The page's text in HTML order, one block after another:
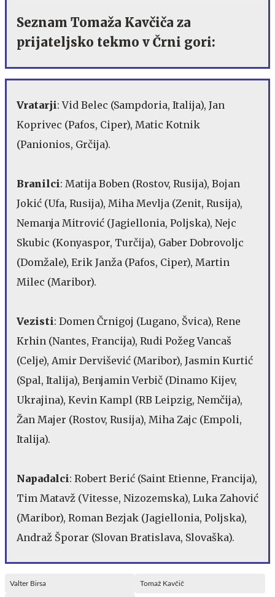
Seznam Tomaža Kavčiča za
prijateljsko tekmo v Črni gori:
Vratarji: Vid Belec (Sampdoria, Italija), Jan
Koprivec (Pafos, Ciper), Matic Kotnik
(Panionios, Grčija).
Branilci: Matija Boben (Rostov, Rusija), Bojan
Jokić (Ufa, Rusija), Miha Mevlja (Zenit, Rusija),
Nemanja Mitrović (Jagiellonia, Poljska), Nejc
Skubic (Konyaspor, Turčija), Gaber Dobrovoljc
(Domžale), Erik Janža (Pafos, Ciper), Martin
Milec (Maribor).
Vezisti: Domen Črnigoj (Lugano, Švica), Rene
Krhin (Nantes, Francija), Rudi Požeg Vancaš
(Celje), Amir Dervišević (Maribor), Jasmin Kurtić
(Spal, Italija), Benjamin Verbič (Dinamo Kijev,
Ukrajina), Kevin Kampl (RB Leipzig, Nemčija),
Žan Majer (Rostov, Rusija), Miha Zajc (Empoli,
Italija).
Napadalci: Robert Berić (Saint Etienne, Francija),
Tim Matavž (Vitesse, Nizozemska), Luka Zahović
(Maribor), Roman Bezjak (Jagiellonia, Poljska),
Andraž Šporar (Slovan Bratislava, Slovaška).
Valter Birsa Tomaž Kavčič